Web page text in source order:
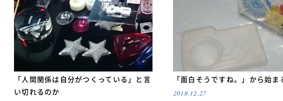
「人間関係は自分がつくっている」と言
い切れるのか
「面白そうですね。」から始ま
2018.12.27